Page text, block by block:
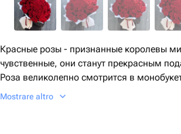
Красные розы - признанные королевы
чувственные, они станут прекрасным
Роза великолепно смотрится в
подарочных композициях. В ансамбле с
Mostrare altro